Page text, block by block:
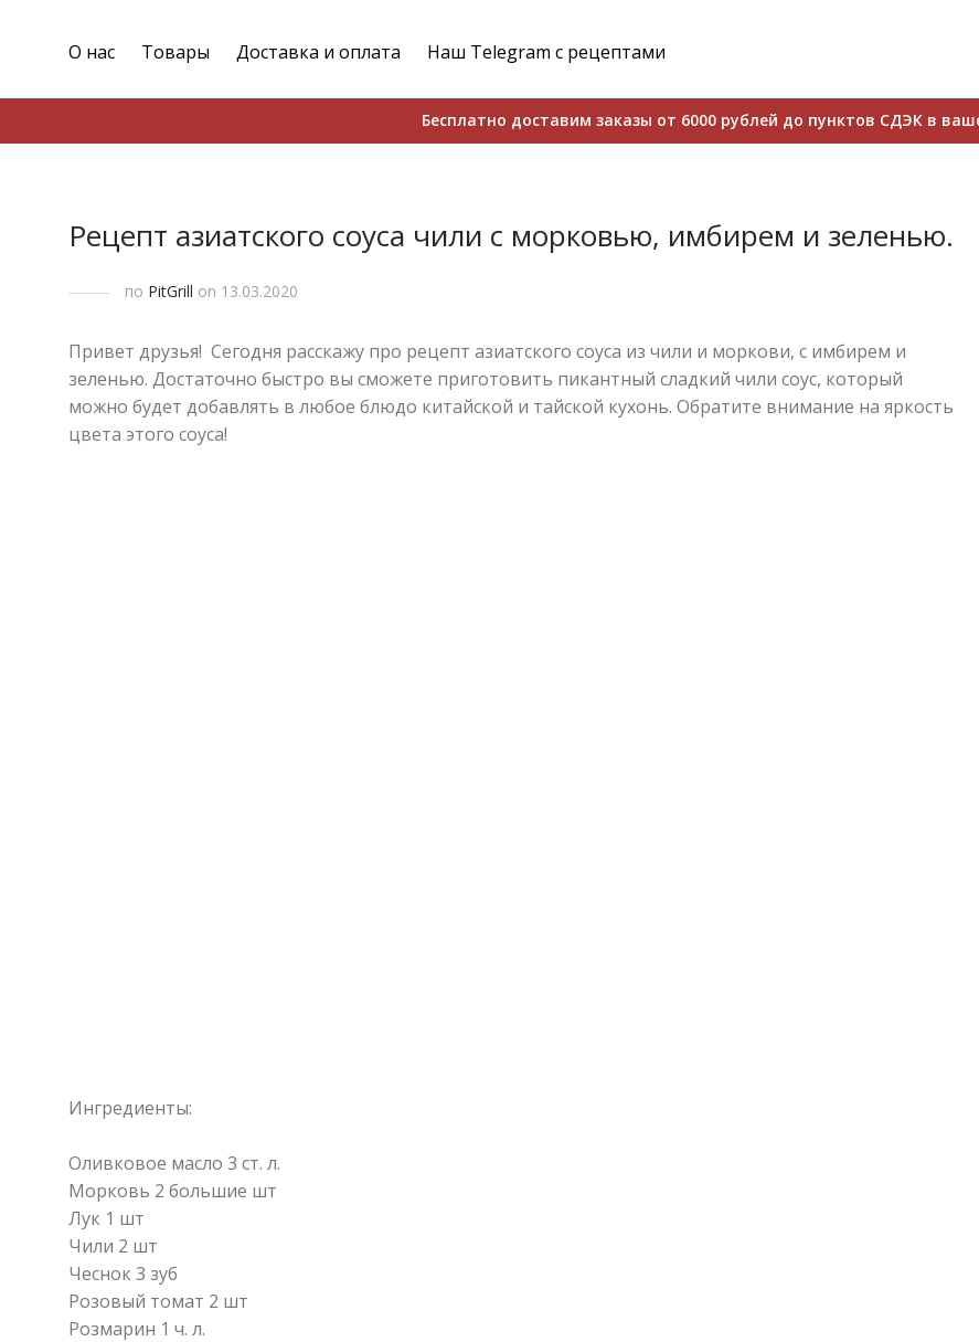
О нас Товары Доставка и оплата Наш Telegram с рецептами
Бесплатно доставим заказы от 6000 рублей до пунктов СДЭК в
Рецепт азиатского соуса чили с морковью, имбирем и зеленью.
по PitGrill on 13.03.2020
Привет друзья! Сегодня расскажу про рецепт азиатского соуса из чили и моркови, с имбирем и
зеленью. Достаточно быстро вы сможете приготовить пикантный сладкий чили соус, который
можно будет добавлять в любое блюдо китайской и тайской кухонь. Обратите внимание на яркость
цвета этого соуса!
Ингредиенты:
Оливковое масло 3 ст. л.
Морковь 2 большие шт
Лук 1 шт
Чили 2 шт
Чеснок 3 зуб
Розовый томат 2 шт
Розмарин 1 ч. л.